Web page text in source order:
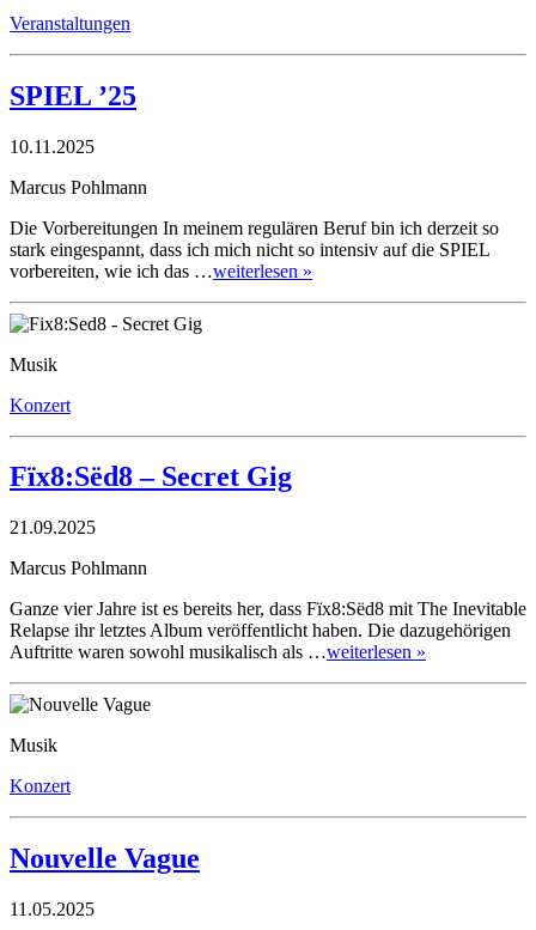
Veranstaltungen
SPIEL ’25
10.11.2025
Marcus Pohlmann
Die Vorbereitungen In meinem regulären Beruf bin ich derzeit so
stark eingespannt, dass ich mich nicht so intensiv auf die SPIEL
vorbereiten, wie ich das …weiterlesen »
Musik
Konzert
Fïx8:Sëd8 – Secret Gig
21.09.2025
Marcus Pohlmann
Ganze vier Jahre ist es bereits her, dass Fïx8:Sëd8 mit The Inevitable
Relapse ihr letztes Album veröffentlicht haben. Die dazugehörigen
Auftritte waren sowohl musikalisch als …weiterlesen »
Musik
Konzert
Nouvelle Vague
11.05.2025